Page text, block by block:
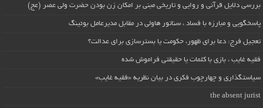
بررسی دلایل قرآنی و روایی و تاریخی مبنی بر امکان زن بودن حضرت ولی عصر (عج)
پاسخگویی و مبارزه با فساد ، سناتور هاولی در مقابل مدیرعامل بوئینگ
تعجیل فرج: دعا برای ظهور، حکومت یا بسترسازی برای عدالت؟
فقیه غایب ، بازی با کلمات یا حقیقتی فراموش شده
سیاستگذاری و چهارچوب فکری در بیان نظریه «فقیه غایب»
the absent jurist